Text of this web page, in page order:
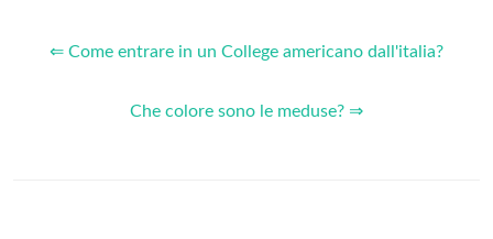
⇐ Come entrare in un College americano dall'italia?
Che colore sono le meduse? ⇒